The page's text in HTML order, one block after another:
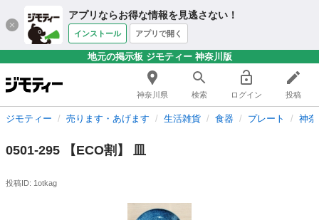
アプリならお得な情報を見逃さない！
インストール アプリで開く
地元の掲示板 ジモティー 神奈川版
神奈川県 検索 ログイン 投稿
ジモティー 売ります・あげます 生活雑貨 食器 プレート 神
0501-295 【ECO割】 皿
投稿ID: 1otkag